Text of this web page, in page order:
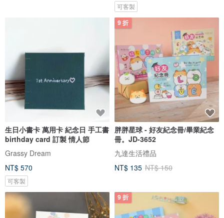
可客製
生日小書卡 萬用卡 紀念日 手工書
birthday card 訂製 情人節
Grassy Dream
NT$ 570
可客製
9 折
胖胖星球 - 好友紀念冊/畢業紀念
冊。JD-3652
九達生活禮品
NT$ 135 NT$ 150
9 折